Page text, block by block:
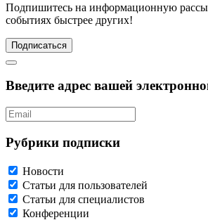
Подпишитесь на информационную
событиях быстрее других!
Подписаться
Введите адрес вашей
Рубрики подписки
Новости
Статьи для пользователей
Статьи для специалистов
Конференции